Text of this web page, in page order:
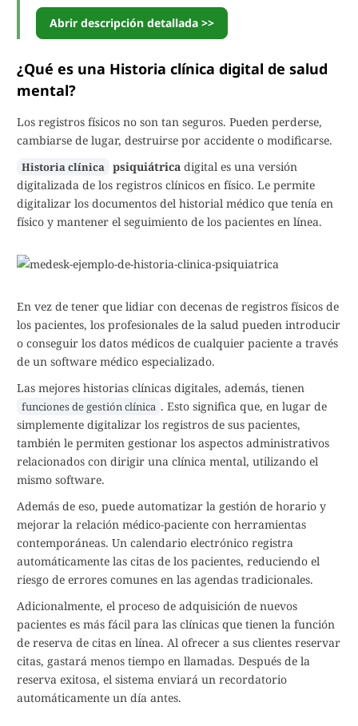
Abrir descripción detallada >>
¿Qué es una Historia clínica digital de salud
mental?
Los registros físicos no son tan seguros. Pueden perderse,
cambiarse de lugar, destruirse por accidente o modificarse.
Historia clínica psiquiátrica digital es una versión
digitalizada de los registros clínicos en físico. Le permite
digitalizar los documentos del historial médico que tenía en
físico y mantener el seguimiento de los pacientes en línea.
En vez de tener que lidiar con decenas de registros físicos de
los pacientes, los profesionales de la salud pueden introducir
o conseguir los datos médicos de cualquier paciente a través
de un software médico especializado.
Las mejores historias clínicas digitales, además, tienen
funciones de gestión clínica . Esto significa que, en lugar de
simplemente digitalizar los registros de sus pacientes,
también le permiten gestionar los aspectos administrativos
relacionados con dirigir una clínica mental, utilizando el
mismo software.
Además de eso, puede automatizar la gestión de horario y
mejorar la relación médico-paciente con herramientas
contemporáneas. Un calendario electrónico registra
automáticamente las citas de los pacientes, reduciendo el
riesgo de errores comunes en las agendas tradicionales.
Adicionalmente, el proceso de adquisición de nuevos
pacientes es más fácil para las clínicas que tienen la función
de reserva de citas en línea. Al ofrecer a sus clientes reservar
citas, gastará menos tiempo en llamadas. Después de la
reserva exitosa, el sistema enviará un recordatorio
automáticamente un día antes.